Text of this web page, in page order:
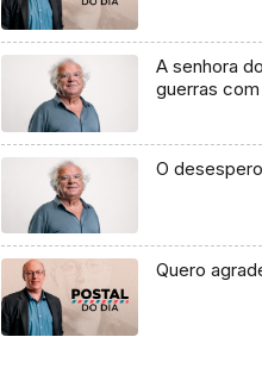
A senhora
guerras
O
Quero